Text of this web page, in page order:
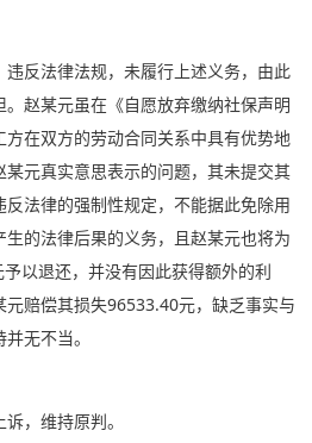
反法律法规，未履行上述义务，由此
赵某元虽在《自愿放弃缴纳社保声明
在双方的劳动合同关系中具有优势地
元真实意思表示的问题，其未提交其
法律的强制性规定，不能据此免除用
的法律后果的义务，且赵某元也将为
以退还，并没有因此获得额外的利
赔偿其损失96533.40元，缺乏事实与
无不当。
，维持原判。